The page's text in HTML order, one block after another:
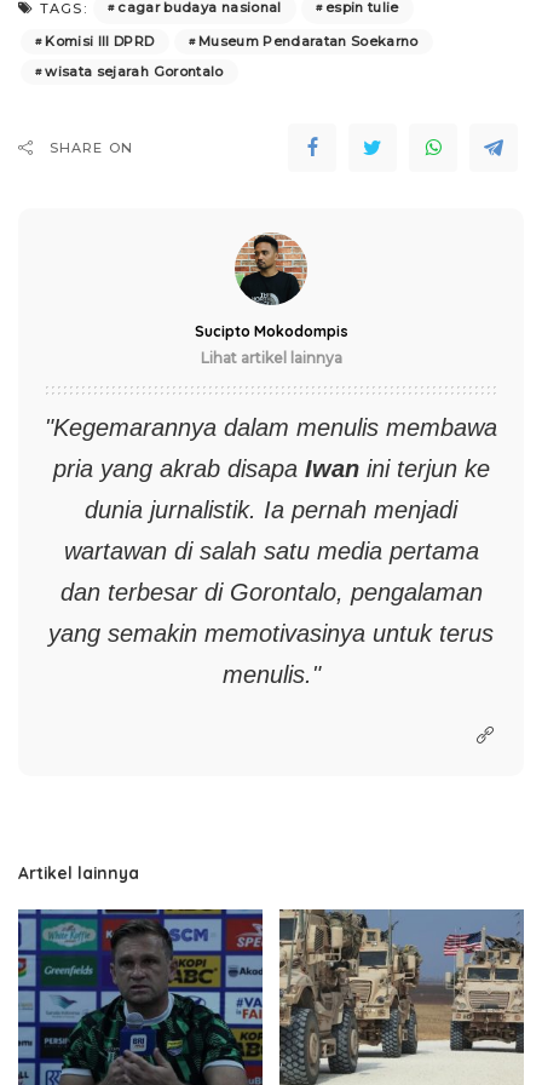
TAGS: cagar budaya nasional
espin tulie
Komisi III DPRD
Museum Pendaratan Soekarno
wisata sejarah Gorontalo
SHARE ON
Sucipto Mokodompis
Lihat artikel lainnya
"Kegemarannya dalam menulis membawa
pria yang akrab disapa Iwanini terjun ke
dunia jurnalistik. Ia pernah menjadi
wartawan di salah satu media pertama
dan terbesar di Gorontalo, pengalaman
yang semakin memotivasinya untuk terus
menulis."
Artikel lainnya